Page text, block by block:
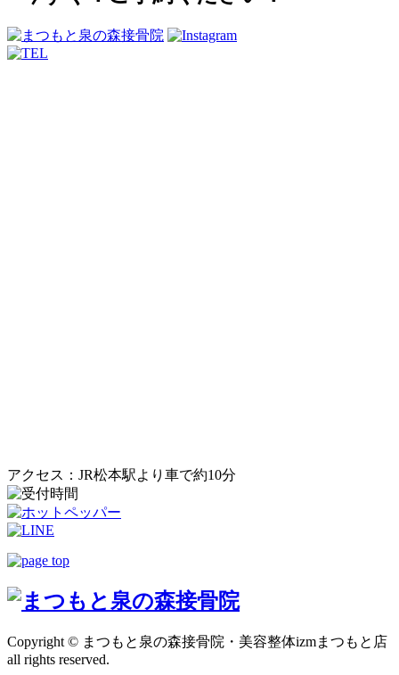
アクセス：JR松本駅より車で約10分
Copyright © まつもと泉の森接骨院・美容整体izmまつもと店
all rights reserved.